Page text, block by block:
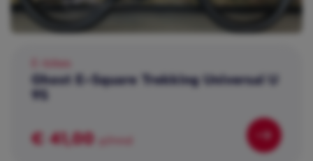
Ghost E-Square Trekking Universal U
9S
€ 41,00